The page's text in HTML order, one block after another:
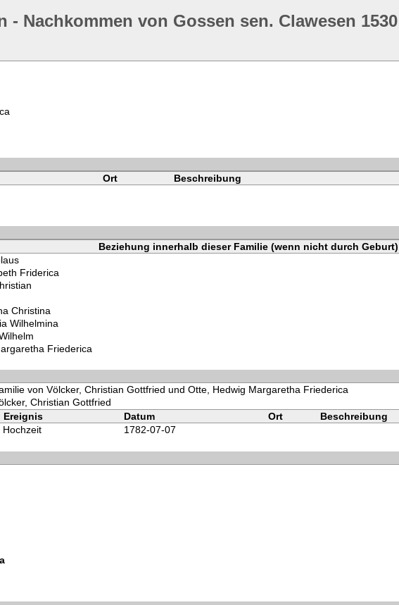
- Nachkommen von Gossen sen. Clawesen 1530
Ort Beschreibung
Beziehung innerhalb dieser Familie (wenn nicht durch Geburt)
Friderica
Christina
Wilhelmina
Friederica
von Völcker, Christian Gottfried und Otte, Hedwig Margaretha Friederica
Christian Gottfried
Ereignis
Datum Ort Beschreibung
Hochzeit
1782-07-07